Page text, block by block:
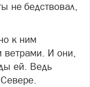
не бедствовал,
к ним
ветрами. И они,
ей. Ведь